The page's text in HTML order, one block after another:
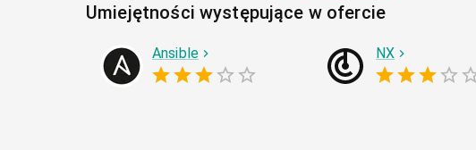
Umiejętności występujące w ofercie
Ansible NX